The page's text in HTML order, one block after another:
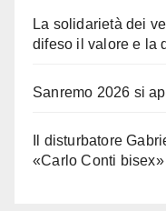
La solidarietà dei
difeso il valore e la
Sanremo 2026 si
Il disturbatore
«Carlo Conti bisex»